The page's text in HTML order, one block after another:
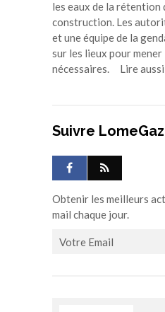
les eaux de la rétention
construction. Les
et une équipe de la
sur les lieux pour
nécessaires. Lire
Suivre
Obtenir les meilleurs
mail chaque jour.